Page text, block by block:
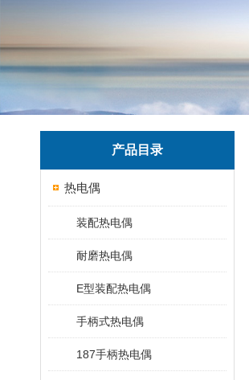
产品目录
热电偶
装配热电偶
耐磨热电偶
E型装配热电偶
手柄式热电偶
187手柄热电偶